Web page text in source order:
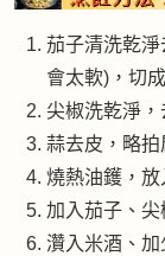
茄子清洗乾
會太軟)，切
尖椒洗乾淨，
蒜去皮，略拍
燒熱油鑊，放
加入茄子、
灒入米酒、